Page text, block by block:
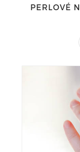
PERLOVÉ